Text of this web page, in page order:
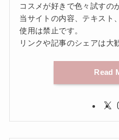
コスメが好きで色々試すの
当サイトの内容、テキスト
使用は禁止です。
リンクや記事のシェアは大
Read